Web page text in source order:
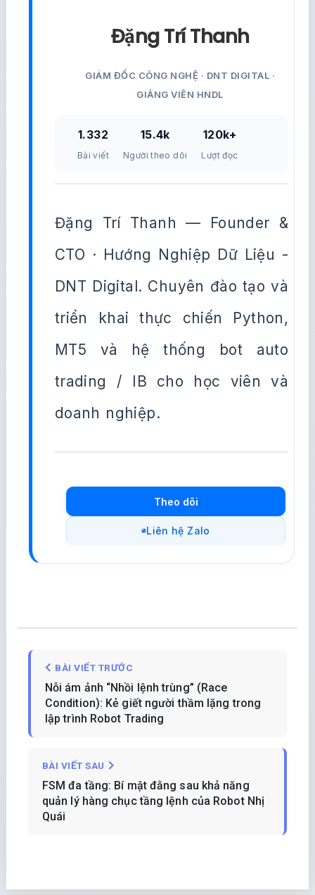
Đặng Trí Thanh
GIÁM ĐỐC CÔNG NGHỆ · DNT DIGITAL ·
GIẢNG VIÊN HNDL
1.332
Bài viết
15.4k
Người theo dõi
120k+
Lượt đọc
Đặng Trí Thanh — Founder &
CTO · Hướng Nghiệp Dữ Liệu -
DNT Digital. Chuyên đào tạo và
triển khai thực chiến Python,
MT5 và hệ thống bot auto
trading / IB cho học viên và
doanh nghiệp.
Theo dõi
Liên hệ Zalo
BÀI VIẾT TRƯỚC
Nỗi ám ảnh “Nhồi lệnh trùng” (Race
Condition): Kẻ giết người thầm lặng trong
lập trình Robot Trading
BÀI VIẾT SAU
FSM đa tầng: Bí mật đằng sau khả năng
quản lý hàng chục tầng lệnh của Robot Nhị
Quái